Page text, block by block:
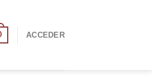
ACCEDER